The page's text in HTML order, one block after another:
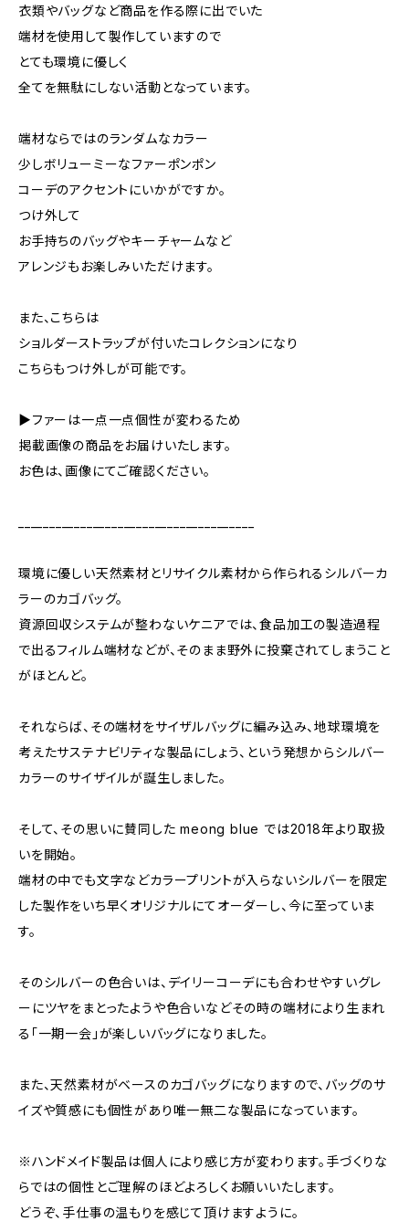
衣類やバッグなど商品を作る際に出でいた
端材を使用して製作していますので
とても環境に優しく
全てを無駄にしない活動となっています。
端材ならではのランダムなカラー
少しボリューミーなファーポンポン
コーデのアクセントにいかがですか。
つけ外して
お手持ちのバッグやキーチャームなど
アレンジもお楽しみいただけます。
また、こちらは
ショルダーストラップが付いたコレクションになり
こちらもつけ外しが可能です。
▶ファーは一点一点個性が変わるため
掲載画像の商品をお届けいたします。
お色は、画像にてご確認ください。
環境に優しい天然素材とリサイクル素材から作られるシルバーカ
ラーのカゴバッグ。
資源回収システムが整わないケニアでは、食品加工の製造過程
で出るフィルム端材などが、そのまま野外に投棄されてしまうこと
がほとんど。
それならば、その端材をサイザルバッグに編み込み、地球環境を
考えたサステナビリティな製品にしょう、という発想からシルバー
カラーのサイザイルが誕生しました。
そして、その思いに賛同した meong blue では2018年より取扱
いを開始。
端材の中でも文字などカラープリントが入らないシルバーを限定
した製作をいち早くオリジナルにてオーダーし、今に至っていま
す。
そのシルバーの色合いは、デイリーコーデにも合わせやすいグレ
ーにツヤをまとったようや色合いなどその時の端材により生まれ
る「一期一会」が楽しいバッグになりました。
また、天然素材がベースのカゴバッグになりますので、バッグのサ
イズや質感にも個性があり唯一無二な製品になっています。
※ハンドメイド製品は個人により感じ方が変わります。手づくりな
らではの個性とご理解のほどよろしくお願いいたします。
どうぞ、手仕事の温もりを感じて頂けますように。